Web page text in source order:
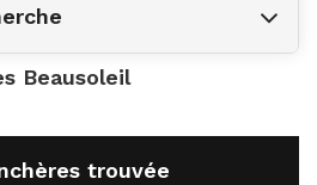
Beausoleil
trouvée